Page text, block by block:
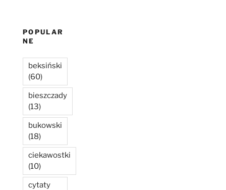
POPULAR
NE
beksiński
(60)
bieszczady
(13)
bukowski
(18)
ciekawostki
(10)
cytaty